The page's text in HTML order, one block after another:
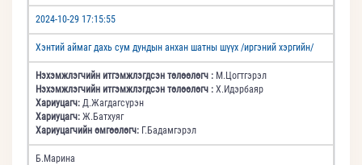
2024-10-29 17:15:55
Хэнтий аймаг дахь сум дундын анхан шатны шүүх /иргэний хэргийн/
Нэхэмжлэгчийн итгэмжлэгдсэн төлөөлөгч : М.Цогтгэрэл
Нэхэмжлэгчийн итгэмжлэгдсэн төлөөлөгч : Х.Идэрбаяр
Хариуцагч: Д.Жагдагсүрэн
Хариуцагч: Ж.Батхуяг
Хариуцагчийн өмгөөлөгч: Г.Бадамгэрэл
Б.Марина